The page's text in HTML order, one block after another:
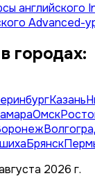
английского
Advanced-
городах:
Казань
Омск
Брянск
2026 г.